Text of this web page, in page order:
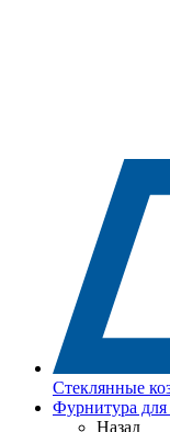
Стеклянные
Фурнитура для
Назад